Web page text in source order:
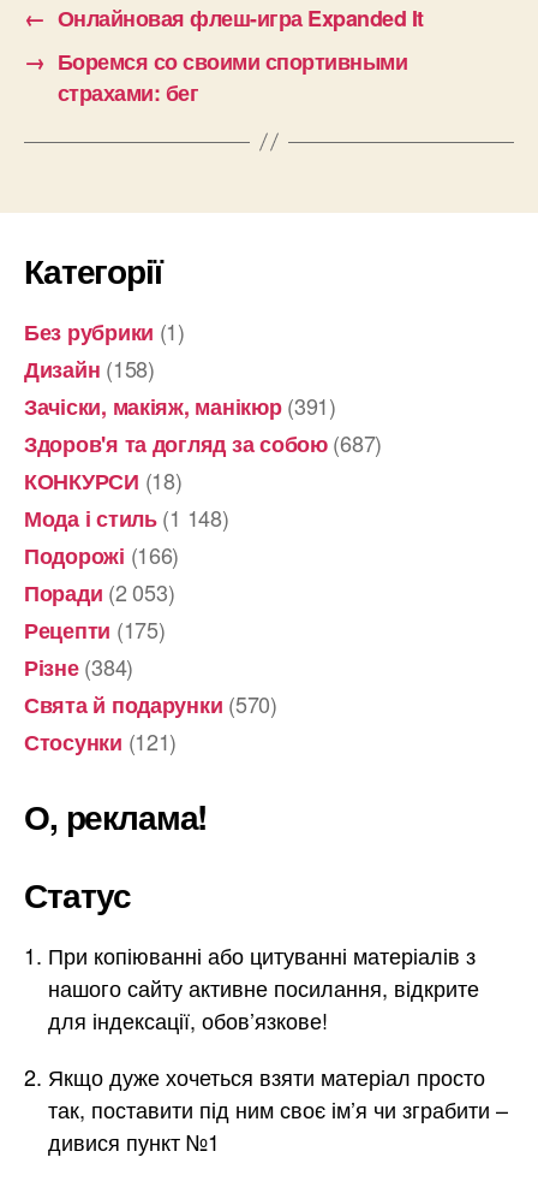
← Онлайновая флеш-игра Expanded It
→ Боремся со своими спортивными
страхами: бег
Категорії
Без рубрики (1)
Дизайн (158)
Зачіски, макіяж, манікюр(391)
Здоров'я та догляд за собою(687)
КОНКУРСИ (18)
Мода і стиль(1 148)
Подорожі (166)
Поради (2 053)
Рецепти (175)
Різне(384)
Свята й подарунки (570)
Стосунки (121)
О, реклама!
Статус
При копіюванні або цитуванні матеріалів з
нашого сайту активне посилання, відкрите
для індексації, обов’язкове!
Якщо дуже хочеться взяти матеріал просто
так, поставити під ним своє ім’я чи зграбити –
дивися пункт №1